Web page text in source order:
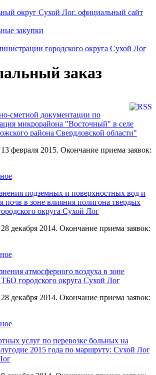
округ Сухой Лог. официальный сайт
закупки
городского округа Сухой Лог
заказ
сметной документации по
микрорайона "Восточный" в селе
района Свердловской области"
февраля 2015. Окончание приема заявок:
подземных и поверхностных вод и
почв в зоне влияния полигона твердых
округа Сухой Лог
декабря 2014. Окончание приема заявок:
атмосферного воздуха в зоне
городского округа Сухой Лог
декабря 2014. Окончание приема заявок:
услуг по перевозке больных на
2015 года по маршруту: Сухой Лог